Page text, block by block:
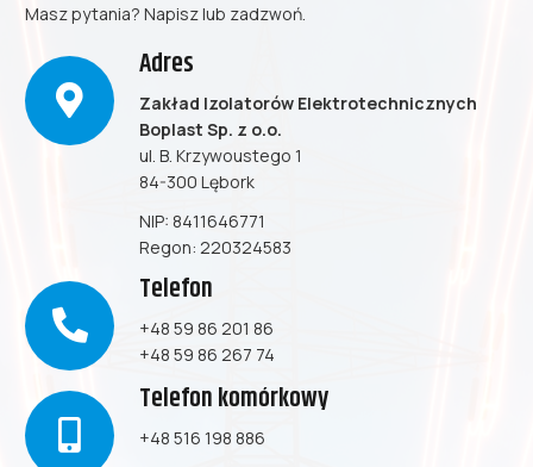
Masz pytania? Napisz lub zadzwoń.
Adres
Zakład Izolatorów Elektrotechnicznych
Boplast Sp. z o.o.
ul. B. Krzywoustego 1
84-300 Lębork
NIP: 8411646771
Regon: 220324583
Telefon
+48 59 86 201 86
+48 59 86 267 74
Telefon komórkowy
+48 516 198 886